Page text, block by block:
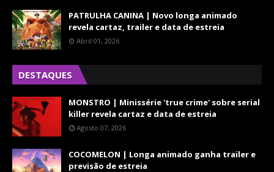
PATRULHA CANINA | Novo longa animado
revela cartaz, trailer e data de estreia
Abril 01, 2026
DESTAQUES
MONSTRO | Minissérie 'true crime' sobre serial
killer revela cartaz e data de estreia
Agosto 07, 2026
COCOMELON | Longa animado ganha trailer e
previsão de estreia